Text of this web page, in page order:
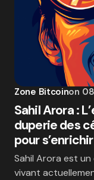
Zone Bitcoinon
Sahil Arora :
duperie des
pour s’enrichir
Sahil Arora est
vivant